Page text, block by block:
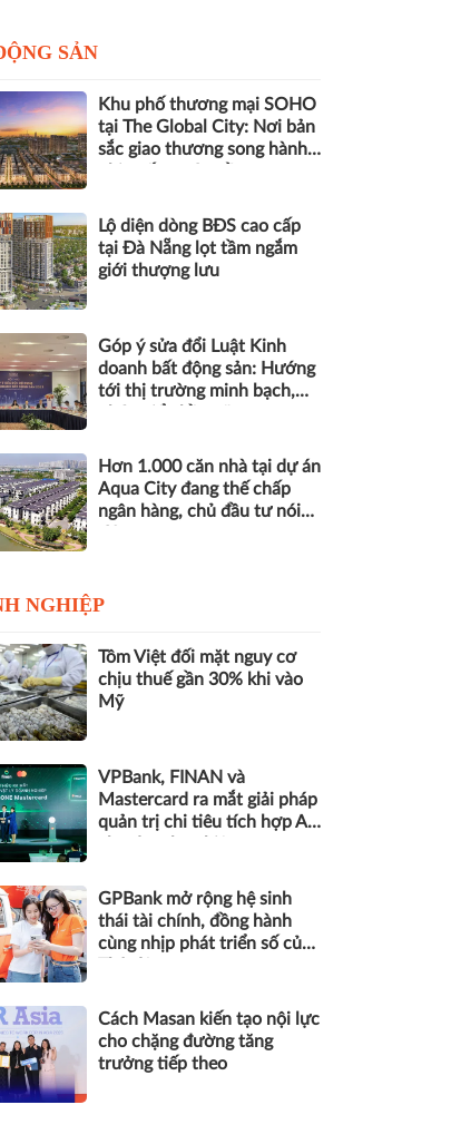
SẢN
Khu phố thương mại SOHO
tại The Global City: Nơi bản
sắc giao thương song hành
Lộ diện dòng BĐS cao cấp
tại Đà Nẵng lọt tầm ngắm
giới thượng lưu
Góp ý sửa đổi Luật Kinh
doanh bất động sản: Hướng
tới thị trường minh bạch,
Hơn 1.000 căn nhà tại dự án
Aqua City đang thế chấp
ngân hàng, chủ đầu tư nói
NGHIỆP
Tôm Việt đối mặt nguy cơ
chịu thuế gần 30% khi vào
Mỹ
VPBank, FINAN và
Mastercard ra mắt giải pháp
quản trị chi tiêu tích hợp AI
GPBank mở rộng hệ sinh
thái tài chính, đồng hành
cùng nhịp phát triển số của
Cách Masan kiến tạo nội lực
cho chặng đường tăng
trưởng tiếp theo